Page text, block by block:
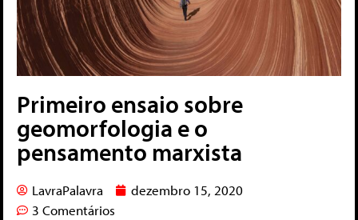
Primeiro ensaio sobre
geomorfologia e o
pensamento marxista
LavraPalavra
dezembro 15, 2020
3 Comentários